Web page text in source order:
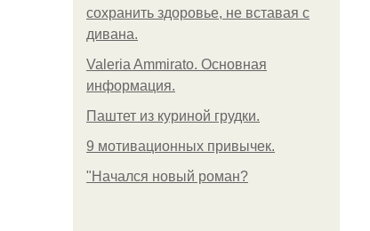
сохранить здоровье, не вставая с
дивана.
Valeria Ammirato. Основная
информация.
Паштет из куриной грудки.
9 мотивационных привычек.
"Начался новый роман?